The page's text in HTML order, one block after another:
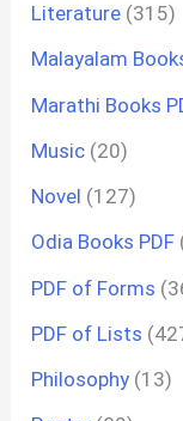
Literature (315)
Malayalam
Marathi Books
Music (20)
Novel (127)
Odia Books PDF
PDF of Forms
PDF of Lists
Philosophy (13)